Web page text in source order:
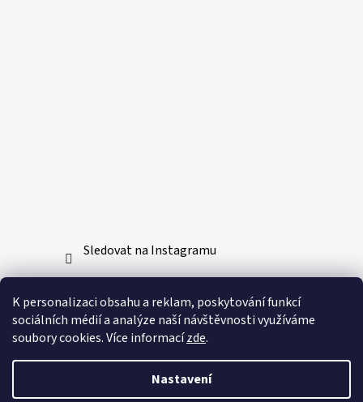
K personalizaci obsahu a reklam, poskytování funkcí
sociálních médií a analýze naší návštěvnosti využíváme
soubory cookies. Více informacízde.
Nastavení
Sledovat na Instagramu
Přijímáme online platby